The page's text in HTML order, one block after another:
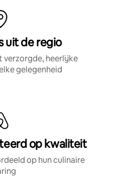
uit de regio
verzorgde, heerlijke
gelegenheid
op kwaliteit
op hun culinaire